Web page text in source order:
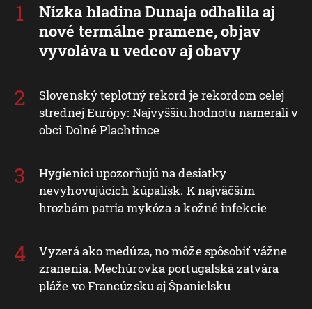
Nízka hladina Dunaja odhalila aj
nové termálne pramene, objav
vyvoláva u vedcov aj obavy
Slovenský teplotný rekord je rekordom celej
strednej Európy: Najvyššiu hodnotu namerali v
obci Dolné Plachtince
Hygienici upozorňujú na desiatky
nevyhovujúcich kúpalísk. K najväčším
hrozbám patria mykóza a kožné infekcie
Vyzerá ako medúza, no môže spôsobiť vážne
zranenia. Mechúrovka portugalská zatvára
pláže vo Francúzsku aj Španielsku